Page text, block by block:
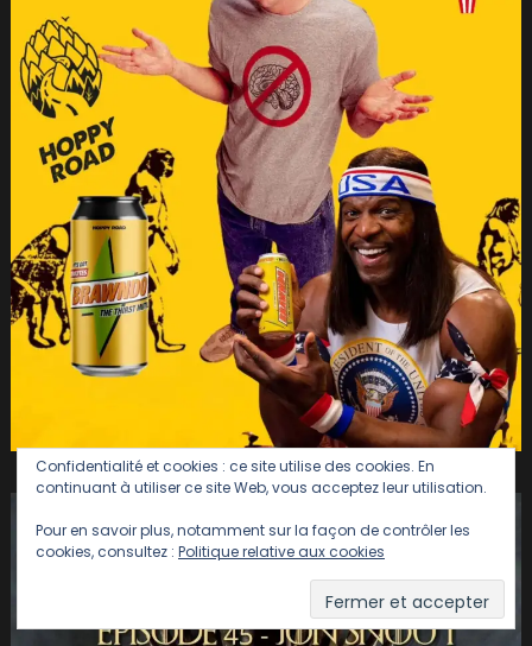
Confidentialité et cookies : ce site utilise des cookies. En
continuant à utiliser ce site Web, vous acceptez leur utilisation.
Pour en savoir plus, notamment sur la façon de contrôler les
cookies, consultez : Politique relative aux cookies